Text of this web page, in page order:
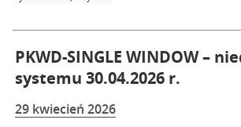
PKWD-SINGLE WINDOW –
systemu 30.04.2026 r.
29 kwiecień 2026